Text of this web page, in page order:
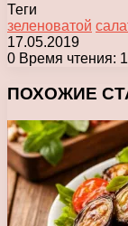
Теги
зеленоватой
17.05.2019
0 Время чтения:
ПОХОЖИЕ